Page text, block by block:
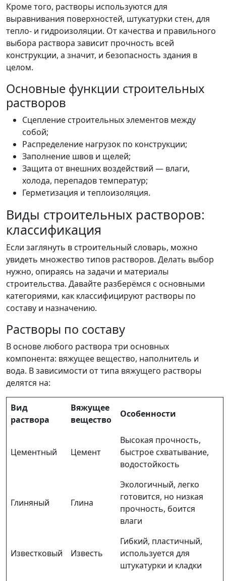
Кроме того, растворы используются для
выравнивания поверхностей, штукатурки стен, для
тепло- и гидроизоляции. От качества и правильного
выбора раствора зависит прочность всей
конструкции, а значит, и безопасность здания в
целом.
Основные функции строительных
растворов
Сцепление строительных элементов между
собой;
Распределение нагрузок по конструкции;
Заполнение швов и щелей;
Защита от внешних воздействий — влаги,
холода, перепадов температур;
Герметизация и теплоизоляция.
Виды строительных растворов:
классификация
Если заглянуть в строительный словарь, можно
увидеть множество типов растворов. Делать выбор
нужно, опираясь на задачи и материалы
строительства. Давайте разберёмся с основными
категориями, как классифицируют растворы по
составу и назначению.
Растворы по составу
В основе любого раствора три основных
компонента: вяжущее вещество, наполнитель и
вода. В зависимости от типа вяжущего растворы
делятся на:
Вид
раствора
Вяжущее
вещество
Особенности
Цементный Цемент
Высокая прочность,
быстрое схватывание,
водостойкость
Глиняный Глина
Экологичный, легко
готовится, но низкая
прочность, боится
влаги
Известковый Известь
Гибкий, пластичный,
используется для
штукатурки и кладки